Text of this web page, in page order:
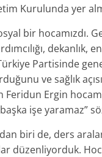
Kurulunda yer
bir hocamızdı.
Partisinde
ve sağlık
Feridun Ergin
işe yaramaz”
biri de, ders
düzenliyorduk.